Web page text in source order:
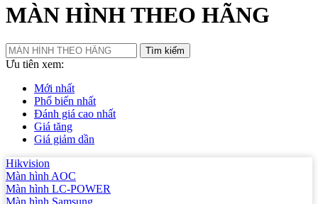
MÀN HÌNH THEO HÃNG
Tìm kiếm
Ưu tiên xem:
Mới nhất
Phổ biến nhất
Đánh giá cao nhất
Giá tăng
Giá giảm dần
Hikvision
Màn hình AOC
Màn hình LC-POWER